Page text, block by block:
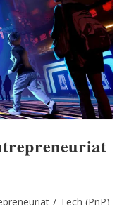
/ Tech (PnP)